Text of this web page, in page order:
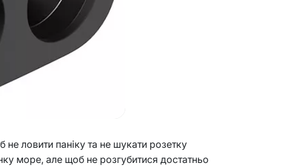
ловити паніку та не шукати розетку
море, але щоб не розгубитися достатньо